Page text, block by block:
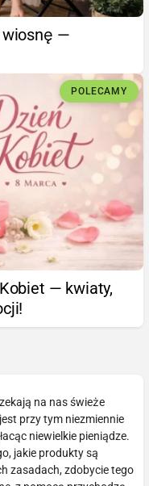
wiosnę —
POLECAMY
— kwiaty,
na nas świeże
przy tym niezmiennie
niewielkie pieniądze.
jakie produkty są
zasadach, zdobycie tego